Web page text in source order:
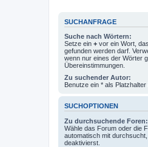
SUCHANFRAGE
Suche nach Wörtern:
Setze ein + vor ein Wort,
gefunden werden darf.
wenn nur eines der Wörter
Übereinstimmungen.
Zu suchender Autor:
Benutze ein * als
SUCHOPTIONEN
Zu durchsuchende Foren:
Wähle das Forum oder die
automatisch mit
deaktivierst.